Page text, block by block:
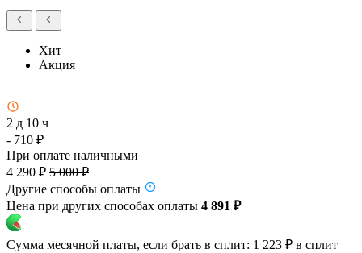
Хит
Акция
2 д 10 ч
- 710 ₽
При оплате наличными
4 290 ₽ 5 000 ₽
Другие способы оплаты
Цена при других способах оплаты 4 891 ₽
Сумма месячной платы, если брать в сплит: 1 223 ₽ в сплит